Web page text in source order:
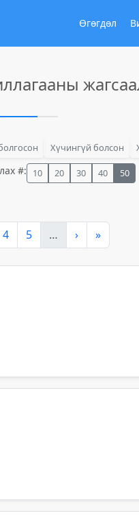
Өгөгдөл
Хүчингүй болсон
#: 10 20 30 40 50
4 5 … › »